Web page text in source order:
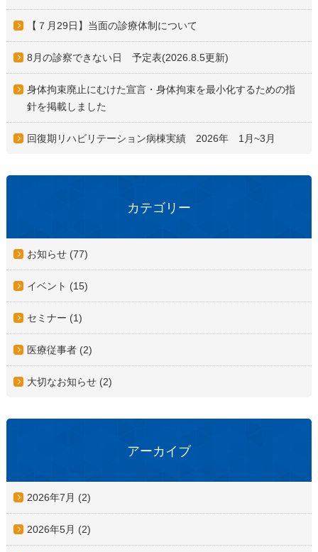
【７月29日】当面の診療体制について
8月の診察できない日 予定表(2026.8.5更新)
身体拘束廃止にむけた宣言・身体拘束を最小化するための指
針を掲載しました
回復期リハビリテーション病棟実績 2026年 1月~3月
カテゴリー
お知らせ (77)
イベント (15)
セミナー (1)
医療従事者 (2)
大切なお知らせ (2)
アーカイブ
2026年7月 (2)
2026年5月 (2)